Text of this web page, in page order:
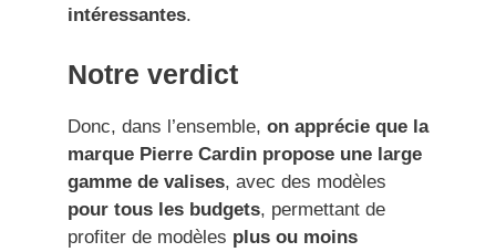
intéressantes.
Notre verdict
Donc, dans l’ensemble, on apprécie que la
marque Pierre Cardin propose une large
gamme de valises, avec des modèles
pour tous les budgets, permettant de
profiter de modèles plus ou moins